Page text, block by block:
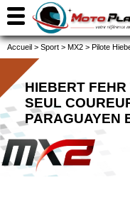
Accueil > Sport > MX2 > Pilote
HIEBERT FEHR
SEUL
PARAGUAYEN